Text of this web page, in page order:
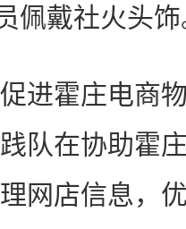
佩戴社火头
霍庄电商物
队在协助霍
网店信息，